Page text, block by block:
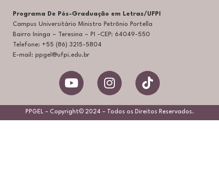
Programa De Pós-Graduação em Letras/UFPI
Campus Universitário Ministro Petrônio Portella
Bairro Ininga – Teresina – PI -CEP: 64049-550
Telefone: +55 (86) 3215-5804
E-mail: ppgel@ufpi.edu.br
PPGEL – Copyright© 2024 – Todos os Direitos Reservados.